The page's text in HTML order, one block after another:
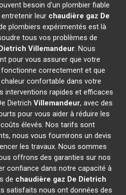
besoin d'un plombier fiable
leur chaudière gaz De
plombiers expérimentés est là
tous vos problèmes de
Villemandeur. Nous
pour vous assurer que votre
correctement et que
confortable dans votre
interventions rapides et efficaces
DietrichVillemandeur, avec des
pour vous aider à réduire les
élevés. Nos tarifs sont
nous vous fournirons un devis
les travaux. Nous sommes
offrons des garanties sur nos
confiance dans notre capacité à
de chaudière gaz De Dietrich
satisfaits nous ont données des